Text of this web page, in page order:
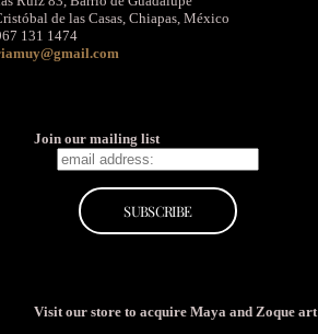
de las Casas, Chiapas, México
131 1474
Join our mailing list
Visit our store to acquire Maya and Zoque art